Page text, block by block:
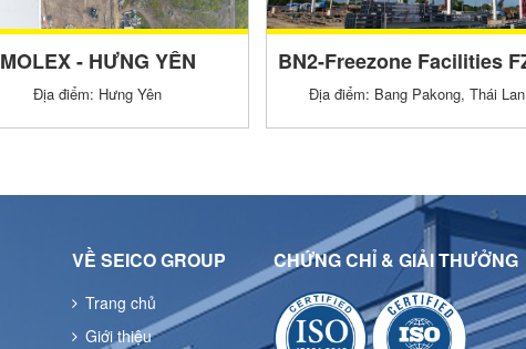
MOLEX - HƯNG YÊN
Địa điểm: Hưng Yên Địa điểm: Bang Pakong, Thái Lan
VỀ SEICO GROUP
Trang chủ
Giới thiệu
CHỨNG CHỈ & GIẢI THƯỞNG